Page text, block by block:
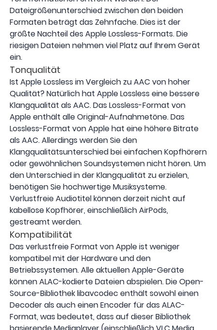
Dateigrößenunterschied zwischen den beiden
Formaten beträgt das Zehnfache. Dies ist der
größte Nachteil des Apple Lossless-Formats. Die
riesigen Dateien nehmen viel Platz auf Ihrem Gerät
ein.
Tonqualität
Ist Apple Lossless im Vergleich zu AAC von hoher
Qualität? Natürlich hat Apple Lossless eine bessere
Klangqualität als AAC. Das Lossless-Format von
Apple enthält alle Original-Aufnahmetöne. Das
Lossless-Format von Apple hat eine höhere Bitrate
als AAC. Allerdings werden Sie den
Klangqualitätsunterschied bei einfachen Kopfhörern
oder gewöhnlichen Soundsystemen nicht hören. Um
den Unterschied in der Klangqualität zu erzielen,
benötigen Sie hochwertige Musiksysteme.
Verlustfreie Audiotitel können derzeit nicht auf
kabellose Kopfhörer, einschließlich AirPods,
gestreamt werden.
Kompatibilität
Das verlustfreie Format von Apple ist weniger
kompatibel mit der Hardware und den
Betriebssystemen. Alle aktuellen Apple-Geräte
können ALAC-kodierte Dateien abspielen. Die Open-
Source-Bibliothek libavcodec enthält sowohl einen
Decoder als auch einen Encoder für das ALAC-
Format, was bedeutet, dass auf dieser Bibliothek